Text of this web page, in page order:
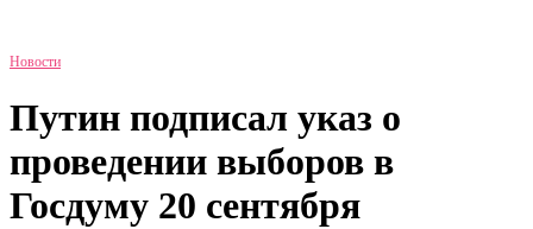
Новости
Путин подписал указ о
проведении выборов в
Госдуму 20 сентября